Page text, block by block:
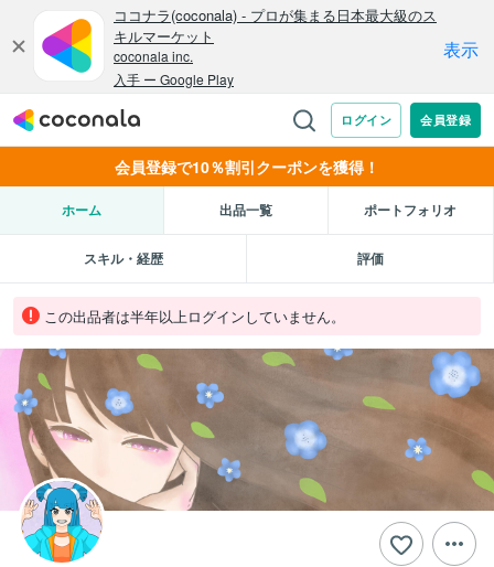
会員登録で10％割引クーポンを獲得！
ホーム 出品一覧 ポートフォリオ
スキル・経歴 評価
この出品者は半年以上ログインしていません。